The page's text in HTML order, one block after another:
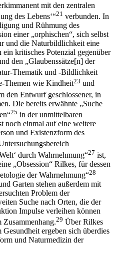
mit den zentralen
des Lebens‘“21 verbunden. In
und Rühmung des
einer „orphischen“, sich selbst
und die Naturbildlichkeit eine
kritisches Potenzial gegenüber
den „Glaubenssätze[n] der
Thematik und -Bildlichkeit
Themen wie Kindheit23 und
den Entwurf geschlossener, in
Die bereits erwähnte „Suche
25 in der unmittelbaren
noch einmal auf eine weitere
und Existenzform des
durch Wahrnehmung“27 ist,
„Obsession“ Rilkes, für dessen
der Wahrnehmung“28
Garten stehen außerdem mit
Problem der
Suche nach Orten, die der
Impulse verleihen können
Zusammenhang.29 Über Rilkes
ergeben sich überdies
und Naturmedizin der